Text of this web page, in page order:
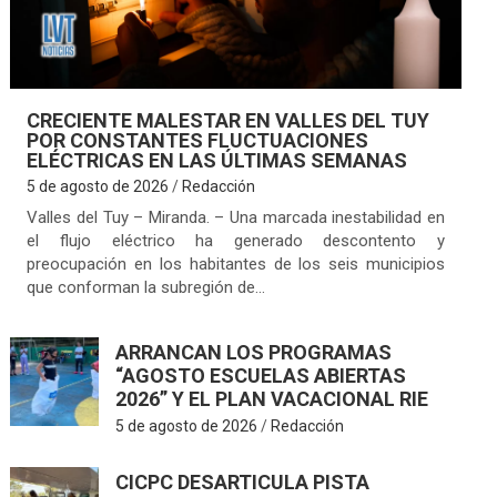
CRECIENTE MALESTAR EN VALLES DEL TUY
POR CONSTANTES FLUCTUACIONES
ELÉCTRICAS EN LAS ÚLTIMAS SEMANAS
5 de agosto de 2026 Redacción
Valles del Tuy – Miranda. – Una marcada inestabilidad en
el flujo eléctrico ha generado descontento y
preocupación en los habitantes de los seis municipios
que conforman la subregión de…
ARRANCAN LOS PROGRAMAS
“AGOSTO ESCUELAS ABIERTAS
2026” Y EL PLAN VACACIONAL RIE
5 de agosto de 2026 Redacción
CICPC DESARTICULA PISTA